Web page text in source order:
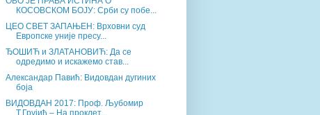
КОСОВСКОМ БОЈУ: Срби су побе...
ЦЕО СВЕТ ЗАПАЊЕН: Врховни суд
Европске уније пресу...
ЂОШИЋ и ЗЛАТАНОВИЋ: Да се
одредимо и искажемо став...
Александар Павић: Видовдан дугиних
боја
ВИДОВДАН 2017: Проф. Љубомир
Т.Грујић – На проклет...